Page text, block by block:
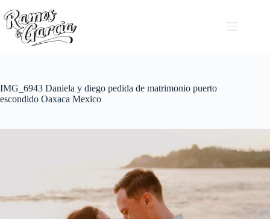
IMG_6943 Daniela y diego pedida de matrimonio puerto
escondido Oaxaca Mexico